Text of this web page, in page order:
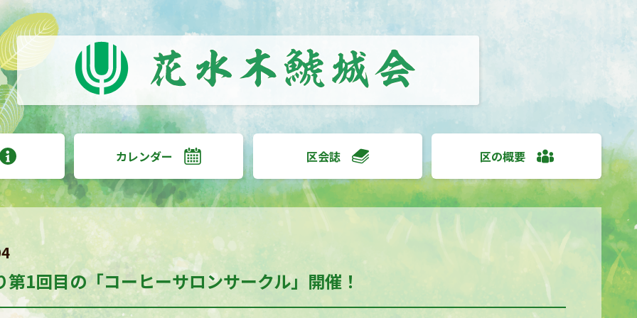
カレンダー 区会誌 区の概要
第1回目の「コーヒーサロンサークル」開催！